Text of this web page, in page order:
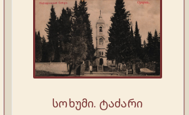
სოხუმი. ტაძარი